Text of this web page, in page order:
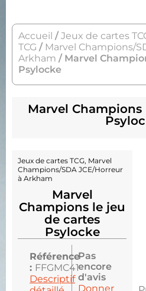
Accueil /Jeux de cartes
TCG / Marvel Champions/
Arkham / Marvel
Psylocke
Marvel
Jeux de cartes TCG, Marvel
Champions/SDA JCE/Horreur
à Arkham
Marvel
Champions le jeu
de cartes
Psylocke
Référence
: FFGMC41
Descriptif
Pas
encore
d'avis
Donner